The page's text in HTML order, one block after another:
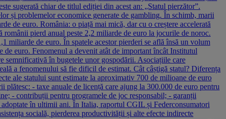
sugerată chiar de titlul ediției din acest an: „Statul pierzător”.
și problemelor economice generate de gambling. În schimb, marii
de euro. România: o piață mai mică, dar cu o creștere accelerată
românii pierd anual peste 2,2 miliarde de euro la jocurile de noroc.
miliarde de euro. În spatele acestor pierderi se află însă un volum
euro. Fenomenul a devenit atât de important încât Institutul
semnificativă în bugetele unor gospodării. Asociațiile care
a fenomenului să fie dificil de estimat. Cât câștigă statul? Diferența
ale statului sunt estimate la aproximativ 700 de milioane de euro
- taxe anuale de licență care ajung la 300.000 de euro pentru
- contribuții pentru programele de joc responsabil; - garanții
în ultimii ani. În Italia, raportul CGIL și Federconsumatori
socială, pierderea productivității și alte efecte indirecte